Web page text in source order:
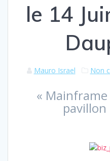
le 14
Mauro Israel Non
« Mainframe